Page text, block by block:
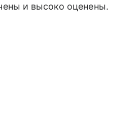
и высоко оценены.